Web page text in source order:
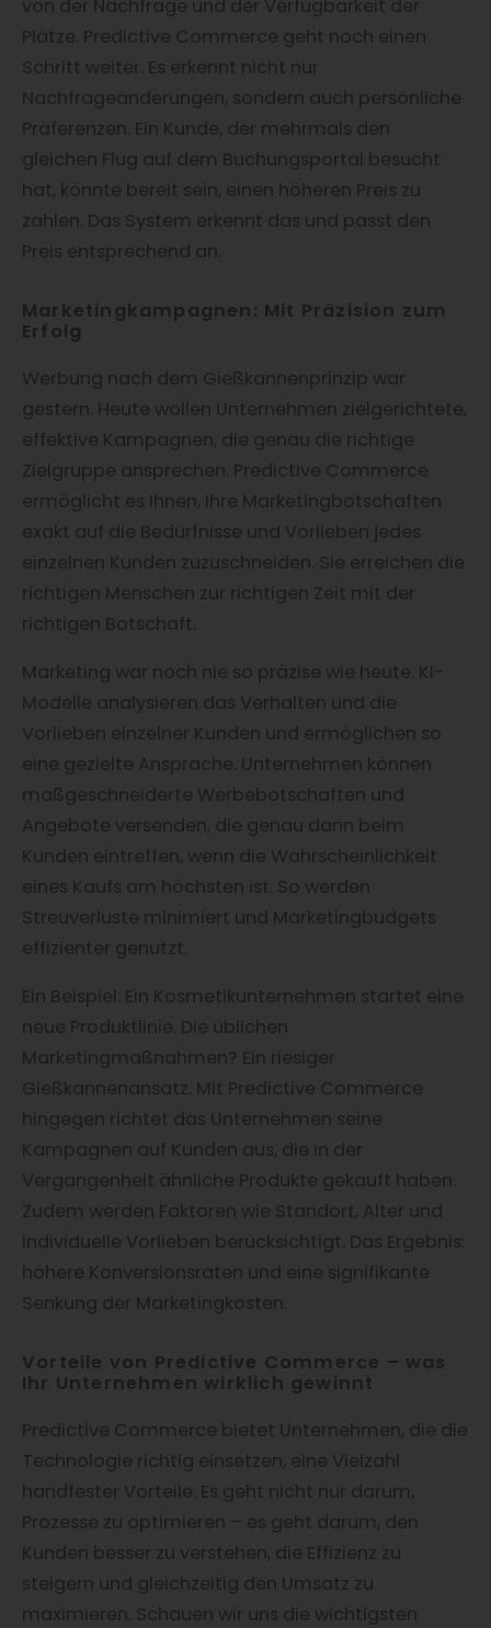
von der Nachfrage und der Verfügbarkeit der
Plätze. Predictive Commerce geht noch einen
Schritt weiter. Es erkennt nicht nur
Nachfrageänderungen, sondern auch persönliche
Präferenzen. Ein Kunde, der mehrmals den
gleichen Flug auf dem Buchungsportal besucht
hat, könnte bereit sein, einen höheren Preis zu
zahlen. Das System erkennt das und passt den
Preis entsprechend an.
Marketingkampagnen: Mit Präzision zum
Erfolg
Werbung nach dem Gießkannenprinzip war
gestern. Heute wollen Unternehmen zielgerichtete,
effektive Kampagnen, die genau die richtige
Zielgruppe ansprechen. Predictive Commerce
ermöglicht es Ihnen, Ihre Marketingbotschaften
exakt auf die Bedürfnisse und Vorlieben jedes
einzelnen Kunden zuzuschneiden. Sie erreichen die
richtigen Menschen zur richtigen Zeit mit der
richtigen Botschaft.
Marketing war noch nie so präzise wie heute. KI-
Modelle analysieren das Verhalten und die
Vorlieben einzelner Kunden und ermöglichen so
eine gezielte Ansprache. Unternehmen können
maßgeschneiderte Werbebotschaften und
Angebote versenden, die genau dann beim
Kunden eintreffen, wenn die Wahrscheinlichkeit
eines Kaufs am höchsten ist. So werden
Streuverluste minimiert und Marketingbudgets
effizienter genutzt.
Ein Beispiel: Ein Kosmetikunternehmen startet eine
neue Produktlinie. Die üblichen
Marketingmaßnahmen? Ein riesiger
Gießkannenansatz. Mit Predictive Commerce
hingegen richtet das Unternehmen seine
Kampagnen auf Kunden aus, die in der
Vergangenheit ähnliche Produkte gekauft haben.
Zudem werden Faktoren wie Standort, Alter und
individuelle Vorlieben berücksichtigt. Das Ergebnis:
höhere Konversionsraten und eine signifikante
Senkung der Marketingkosten.
Vorteile von Predictive Commerce – was
Ihr Unternehmen wirklich gewinnt
Predictive Commerce bietet Unternehmen, die die
Technologie richtig einsetzen, eine Vielzahl
handfester Vorteile. Es geht nicht nur darum,
Prozesse zu optimieren – es geht darum, den
Kunden besser zu verstehen, die Effizienz zu
steigern und gleichzeitig den Umsatz zu
maximieren. Schauen wir uns die wichtigsten